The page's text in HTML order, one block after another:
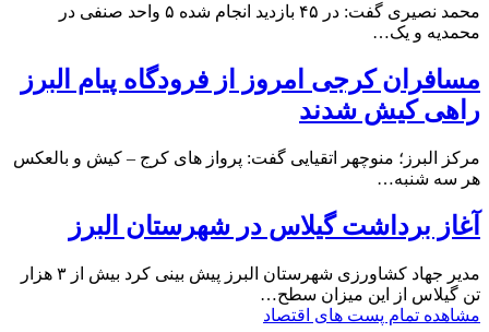
محمد نصیری گفت: در ۴۵ بازدید انجام شده ۵ واحد صنفی در
محمدیه و یک…
مسافران کرجی امروز از فرودگاه پیام البرز
راهی کیش شدند
مرکز البرز؛ منوچهر اتقیایی گفت: پرواز های کرج – کیش و بالعکس
هر سه شنبه…
آغاز برداشت گیلاس در شهرستان البرز
مدیر جهاد کشاورزی شهرستان البرز پیش بینی کرد بیش از ۳ هزار
تن گیلاس از این میزان سطح…
مشاهده تمام پست های اقتصاد